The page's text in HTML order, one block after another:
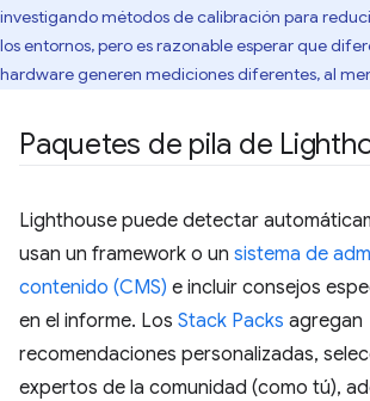
investigando métodos de calibración para
los entornos, pero es razonable esperar que
hardware generen mediciones diferentes, al
Paquetes de pila de
Lighthouse puede detectar
usan un framework o un sistema de
contenido (CMS) e incluir consejos
en el informe. Los Stack Packs agregan
recomendaciones personalizadas,
expertos de la comunidad (como tú),